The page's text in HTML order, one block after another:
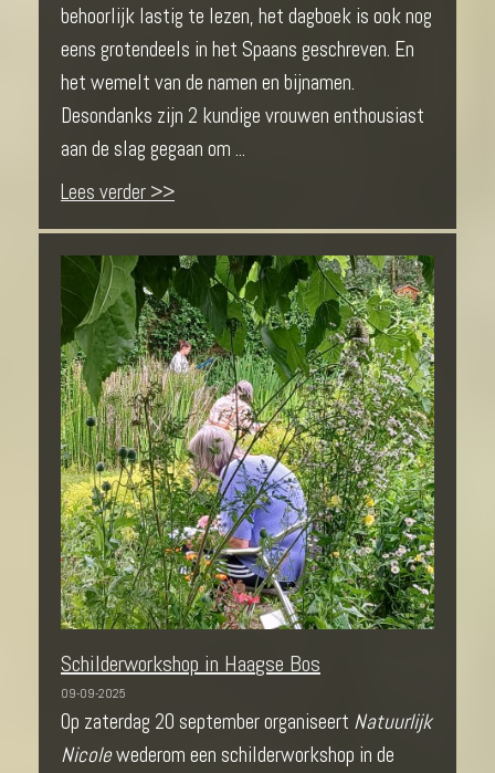
behoorlijk lastig te lezen, het dagboek is ook nog
eens grotendeels in het Spaans geschreven. En
het wemelt van de namen en bijnamen.
Desondanks zijn 2 kundige vrouwen enthousiast
aan de slag gegaan om ...
Lees verder >>
Schilderworkshop in Haagse Bos
09-09-2025
Op zaterdag 20 september organiseert Natuurlijk
Nicolewederom een schilderworkshop in de